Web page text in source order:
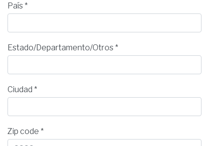
País *
Estado/Departamento/Otros *
Ciudad *
Zip code *